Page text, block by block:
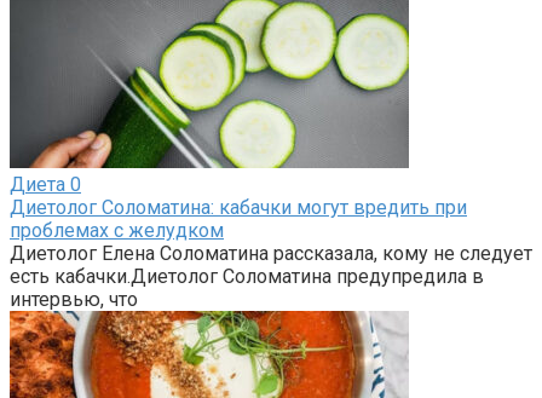
Диета 0
Диетолог Соломатина: кабачки могут вредить при
проблемах с желудком
Диетолог Елена Соломатина рассказала, кому не следует
есть кабачки.Диетолог Соломатина предупредила в
интервью, что